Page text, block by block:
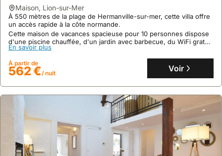
maison, Lion-sur-Mer
À 550 mètres de la plage de Hermanville-sur-mer, cette villa offre
un accès rapide à la côte normande.
Cette maison de vacances spacieuse pour 10 personnes dispose
d'une piscine chauffée, d'un jardin avec barbecue, du WiFi gratuit
et d'un centre de fitness.
En savoir plus
À partir de
562 €/ nuit Voir